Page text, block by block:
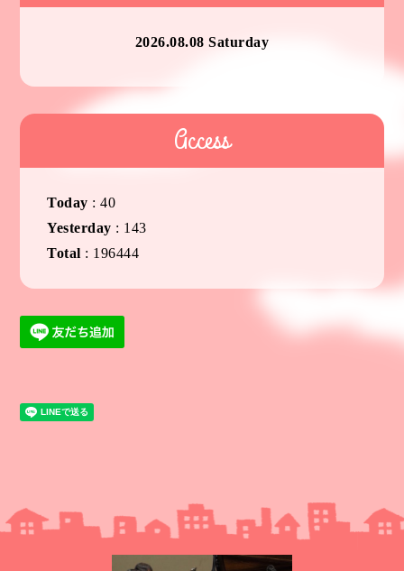
2026.08.08 Saturday
Access
Today :40
Yesterday : 143
Total : 196444